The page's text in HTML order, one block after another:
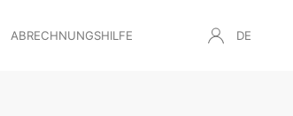
ABRECHNUNGSHILFE DE